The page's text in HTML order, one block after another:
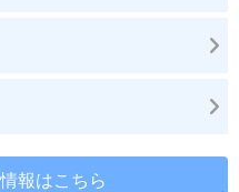
報はこちら